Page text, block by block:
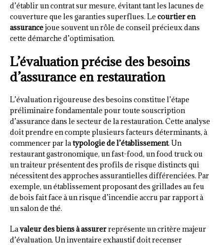
d’établir un contrat sur mesure, évitant tant les lacunes de
couverture que les garanties superflues. Le courtier en
assurancejoue souvent un rôle de conseil précieux dans
cette démarche d’optimisation.
L’évaluation précise des besoins
d’assurance en restauration
L’évaluation rigoureuse des besoins constitue l’étape
préliminaire fondamentale pour toute souscription
d’assurance dans le secteur de la restauration. Cette analyse
doit prendre en compte plusieurs facteurs déterminants, à
commencer par latypologie de l’établissement. Un
restaurant gastronomique, un fast-food, un food truck ou
un traiteur présentent des profils de risque distincts qui
nécessitent des approches assurantielles différenciées. Par
exemple, un établissement proposant des grillades au feu
de bois fait face à un risque d’incendie accru par rapport à
un salon de thé.
Lavaleur des biens à assurerreprésente un critère majeur
d’évaluation. Un inventaire exhaustif doit recenser